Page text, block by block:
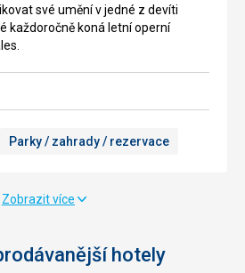
své umění v jedné z devíti
každoročně koná letní operní
Parky / zahrady / rezervace
Zobrazit více
hotely